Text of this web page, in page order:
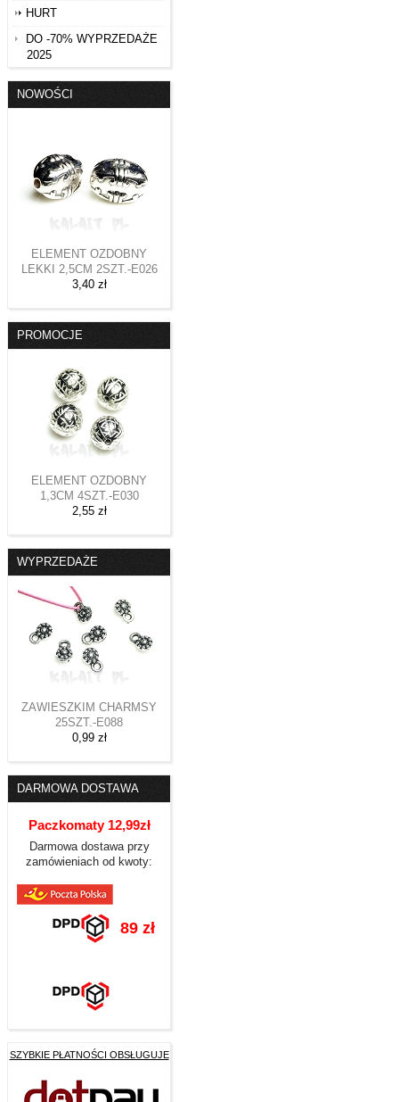
HURT
DO -70% WYPRZEDAŻE
2025
NOWOŚCI
ELEMENT OZDOBNY
LEKKI 2,5CM 2SZT.-E026
3,40 zł
PROMOCJE
ELEMENT OZDOBNY
1,3CM 4SZT.-E030
2,55 zł
WYPRZEDAŻE
ZAWIESZKIM CHARMSY
25SZT.-E088
0,99 zł
DARMOWA DOSTAWA
Paczkomaty 12,99zł
Darmowa dostawa przy
zamówieniach od kwoty:
89 zł
SZYBKIE PŁATNOŚCI OBSŁUGUJE